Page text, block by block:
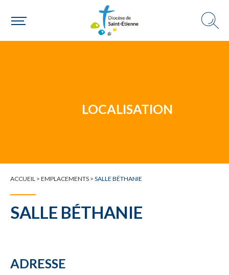
LOCALISATION
ACCUEIL > EMPLACEMENTS > SALLE BÉTHANIE
SALLE BÉTHANIE
ADRESSE